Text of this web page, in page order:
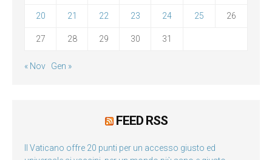
20 21 22 23 24 25 26
27 28 29 30 31
« Nov Gen »
FEED RSS
Il Vaticano offre 20 punti per un accesso giusto ed